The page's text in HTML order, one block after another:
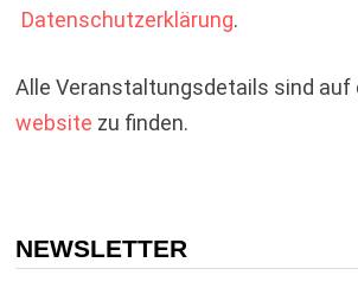
Datenschutzerklärung.
Alle Veranstaltungsdetails sind auf
website zu finden.
NEWSLETTER